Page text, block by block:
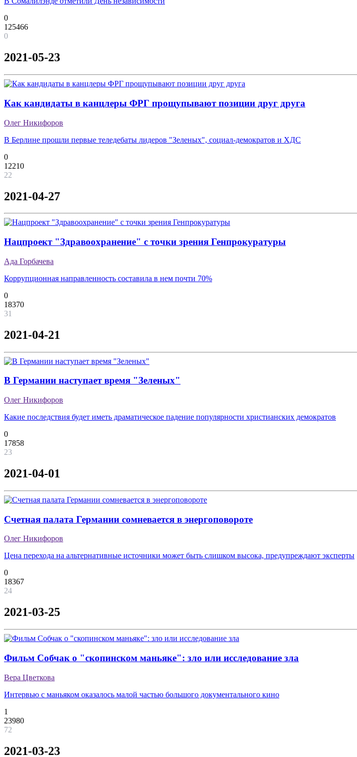
0
125466
0
2021-05-23
Как кандидаты в канцлеры ФРГ прощупывают позиции друг друга
Олег Никифоров
В Берлине прошли первые теледебаты лидеров "Зеленых", социал-демократов и ХДС
0
12210
22
2021-04-27
Нацпроект "Здравоохранение" с точки зрения Генпрокуратуры
Ада Горбачева
Коррупционная направленность составила в нем почти 70%
0
18370
31
2021-04-21
В Германии наступает время "Зеленых"
Олег Никифоров
Какие последствия будет иметь драматическое падение популярности христианских демократов
0
17858
23
2021-04-01
Счетная палата Германии сомневается в энергоповороте
Олег Никифоров
Цена перехода на альтернативные источники может быть слишком высока, предупреждают эксперты
0
18367
24
2021-03-25
Фильм Собчак о "скопинском маньяке": зло или исследование зла
Вера Цветкова
Интервью с маньяком оказалось малой частью большого документального кино
1
23980
72
2021-03-23